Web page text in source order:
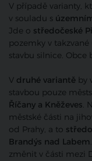
V případě varianty,
v souladu s
Jde o středočeské
pozemky v
stavbu silnice. Obce
V druhé variantě by
stavbou pouze
Říčany a Kněževes.
městské části na
od Prahy, a to
Brandýs nad Labem
změnit v části mezi